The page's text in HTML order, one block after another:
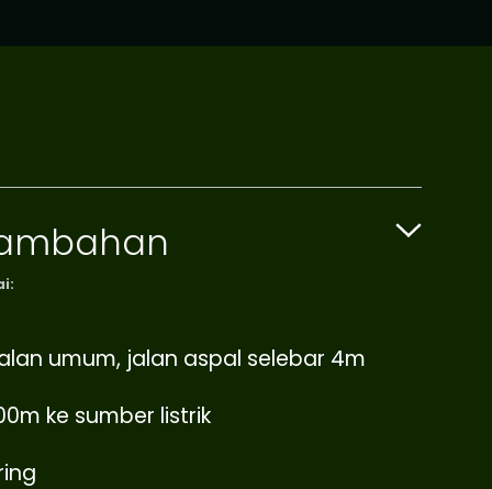
umum, jalan aspal selebar 4m
ke sumber listrik